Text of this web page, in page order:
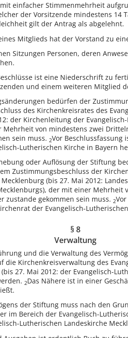
einfacher Stimmenmehrheit
der Vorsitzende mindestens 14
gilt der Antrag als abgelehnt.
Mitglieds hat der Vorstand zu
Sitzungen Personen, deren
ist eine Niederschrift zu
und einem weiteren Mitglied
bedürfen der
des Kirchenkreisrates des
der Kirchenleitung der
Mehrheit von mindestens zwei
sein muss. 2Vor Beschlussfassung
Lutherischen Kirche in Bayern
oder Auflösung der Stiftung
Zustimmungsbeschluss der
(bis 27. Mai 2012:
der mit einer Mehrheit
zustande gekommen sein muss. 2
der Evangelisch-
§ 8
Verwaltung
und die Verwaltung des
die Kirchenkreisverwaltung des
27. Mai 2012: der Evangelisch-
2Das Nähere ist in einer
der Stiftung muss nach den
im Bereich der Evangelisch-
Lutherischen Landeskirche